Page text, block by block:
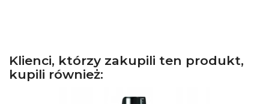
Klienci, którzy zakupili ten produkt,
kupili również: